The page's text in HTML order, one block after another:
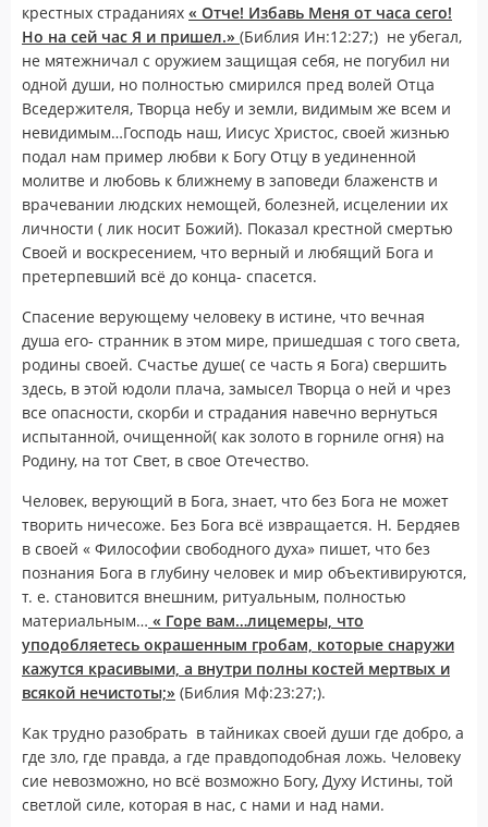
крестных страданиях « Отче! Избавь Меня от часа сего!
Но на сей час Я и пришел.» (Библия Ин:12:27;) не убегал,
не мятежничал с оружием защищая себя, не погубил ни
одной души, но полностью смирился пред волей Отца
Вседержителя, Творца небу и земли, видимым же всем и
невидимым…Господь наш, Иисус Христос, своей жизнью
подал нам пример любви к Богу Отцу в уединенной
молитве и любовь к ближнему в заповеди блаженств и
врачевании людских немощей, болезней, исцелении их
личности ( лик носит Божий). Показал крестной смертью
Своей и воскресением, что верный и любящий Бога и
претерпевший всё до конца- спасется.
Спасение верующему человеку в истине, что вечная
душа его- странник в этом мире, пришедшая с того света,
родины своей. Счастье душе( се часть я Бога) свершить
здесь, в этой юдоли плача, замысел Творца о ней и чрез
все опасности, скорби и страдания навечно вернуться
испытанной, очищенной( как золото в горниле огня) на
Родину, на тот Свет, в свое Отечество.
Человек, верующий в Бога, знает, что без Бога не может
творить ничесоже. Без Бога всё извращается. Н. Бердяев
в своей « Философии свободного духа» пишет, что без
познания Бога в глубину человек и мир объективируются,
т. е. становится внешним, ритуальным, полностью
материальным… « Горе вам…лицемеры, что
уподобляетесь окрашенным гробам, которые снаружи
кажутся красивыми, а внутри полны костей мертвых и
всякой нечистоты;» (Библия Мф:23:27;).
Как трудно разобрать в тайниках своей души где добро, а
где зло, где правда, а где правдоподобная ложь. Человеку
сие невозможно, но всё возможно Богу, Духу Истины, той
светлой силе, которая в нас, с нами и над нами.